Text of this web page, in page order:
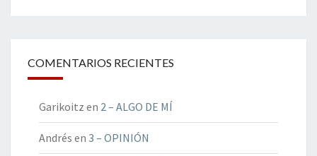
COMENTARIOS RECIENTES
Garikoitz en 2 – ALGO DE MÍ
Andrés en 3 – OPINIÓN